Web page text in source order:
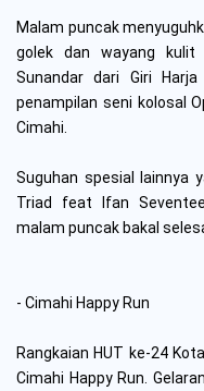
Malam puncak
golek dan wayang kulit
Sunandar dari Giri
penampilan seni kolosal
Cimahi.
Suguhan spesial lainnya
Triad feat Ifan
malam puncak bakal
- Cimahi Happy Run
Rangkaian HUT ke-24
Cimahi Happy Run.